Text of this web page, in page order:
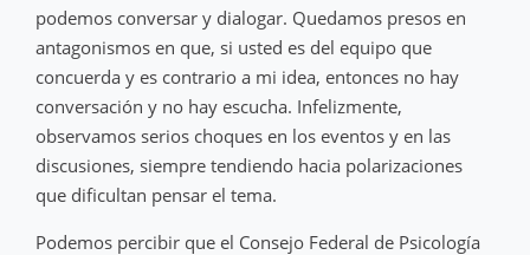
podemos conversar y dialogar. Quedamos presos en
antagonismos en que, si usted es del equipo que
concuerda y es contrario a mi idea, entonces no hay
conversación y no hay escucha. Infelizmente,
observamos serios choques en los eventos y en las
discusiones, siempre tendiendo hacia polarizaciones
que dificultan pensar el tema.
Podemos percibir que el Consejo Federal de Psicología